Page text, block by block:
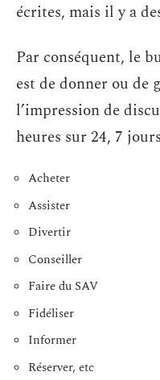
écrites, mais il y a
Par conséquent, le
est de donner ou de
l’impression de
heures sur 24, 7
Acheter
Assister
Divertir
Conseiller
Faire du SAV
Fidéliser
Informer
Réserver, etc